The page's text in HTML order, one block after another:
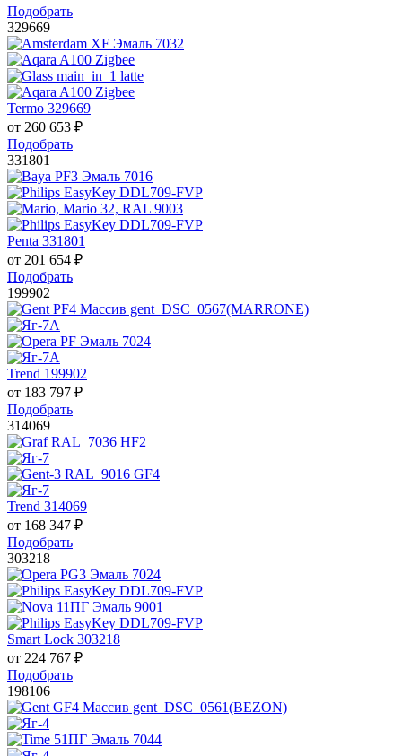
Подобрать
329669
Termo 329669
от 260 653 ₽
Подобрать
331801
Penta 331801
от 201 654 ₽
Подобрать
199902
Trend 199902
от 183 797 ₽
Подобрать
314069
Trend 314069
от 168 347 ₽
Подобрать
303218
Smart Lock 303218
от 224 767 ₽
Подобрать
198106